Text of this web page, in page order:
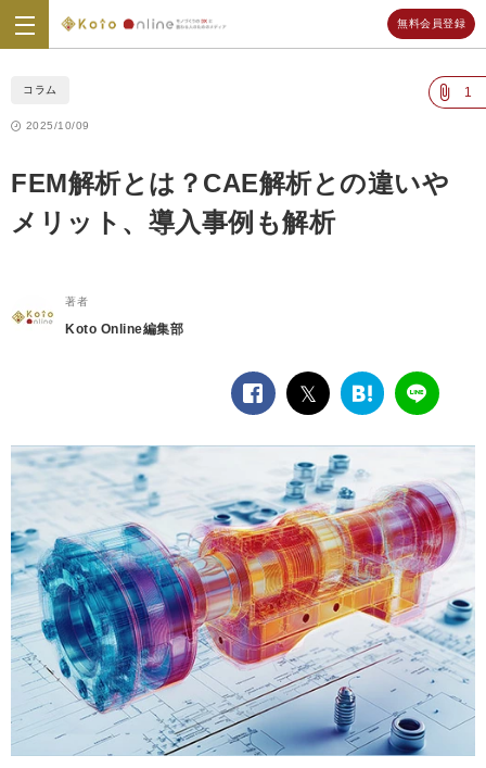
Koto
無料会員登録
コラム 1
2025/10/09
FEM解析とは？CAE解析との違いや
メリット、導入事例も解析
著者
Koto Online編集部
facebook
twitterは
な
ブ
ッ
ク
マ
ー
ク
LINE